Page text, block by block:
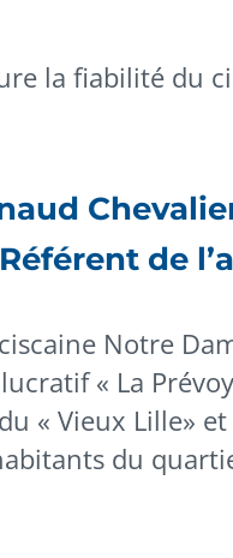
la fiabilité du
de
Notre
« La
« Vieux Lille»
du